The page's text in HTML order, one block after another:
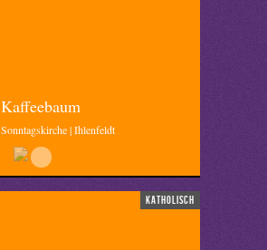
Kaffeebaum
Sonntagskirche | Ihlenfeldt
katholisch